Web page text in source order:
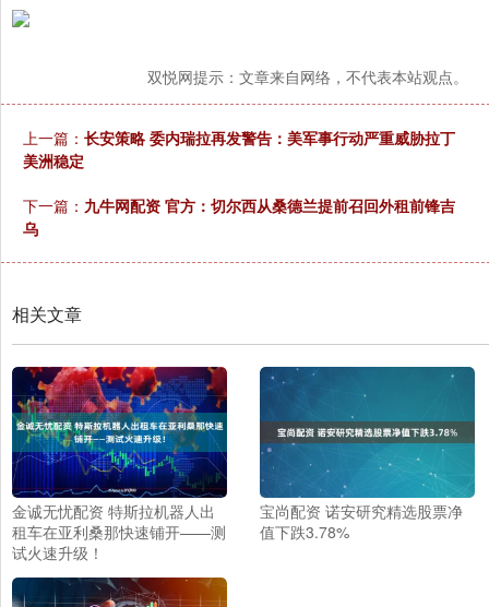
双悦网提示：文章来自网络，不代表本站观点。
上一篇： 长安策略 委内瑞拉再发警告：美军事行动严重威胁拉丁
美洲稳定
下一篇： 九牛网配资 官方：切尔西从桑德兰提前召回外租前锋吉
乌
相关文章
金诚无忧配资 特斯拉机器人出
租车在亚利桑那快速铺开——测
试火速升级！
宝尚配资 诺安研究精选股票净
值下跌3.78%